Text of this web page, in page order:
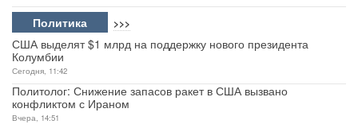
Политика >>>
США выделят $1 млрд на поддержку нового президента
Колумбии
Сегодня, 11:42
Политолог: Снижение запасов ракет в США вызвано
конфликтом с Ираном
Вчера, 14:51